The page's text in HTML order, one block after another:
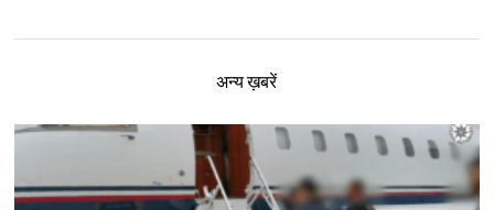
अन्य ख़बरें